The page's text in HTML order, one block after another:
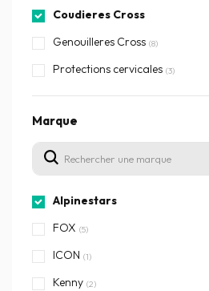
Coudieres Cross
Genouilleres Cross (8)
Protections cervicales (3)
Marque
Alpinestars
FOX (5)
ICON (1)
Kenny (2)